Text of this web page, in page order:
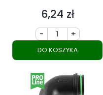
Cena
6,24 zł
- +
DO KOSZYKA